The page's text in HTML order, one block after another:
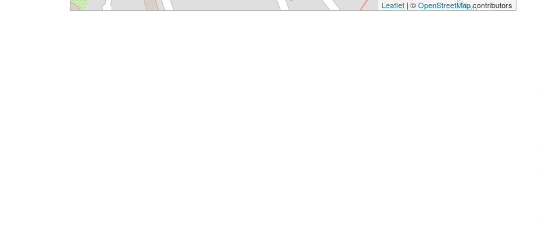
Leaflet| ©OpenStreetMapcontributors